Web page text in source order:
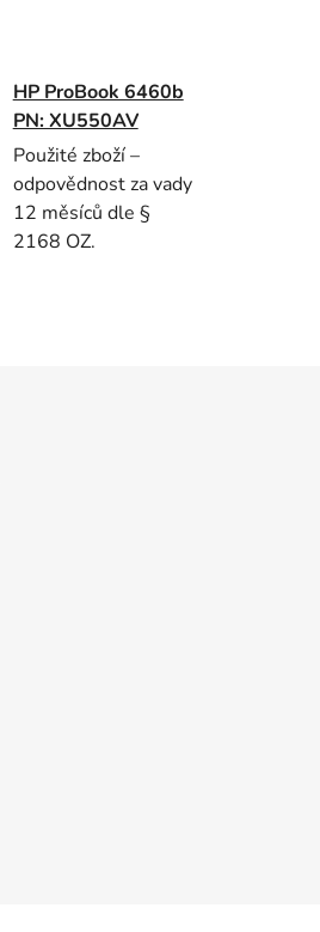
HP ProBook 6460b
PN: XU550AV
Použité zboží –
odpovědnost za vady
12 měsíců dle §
2168 OZ.